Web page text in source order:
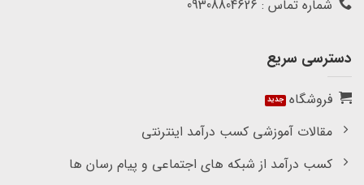
شماره تماس : 09308804626
دسترسی سریع
فروشگاه
مقالات آموزشی کسب درآمد اینترنتی
کسب درآمد از شبکه های اجتماعی و پیام رسان ها